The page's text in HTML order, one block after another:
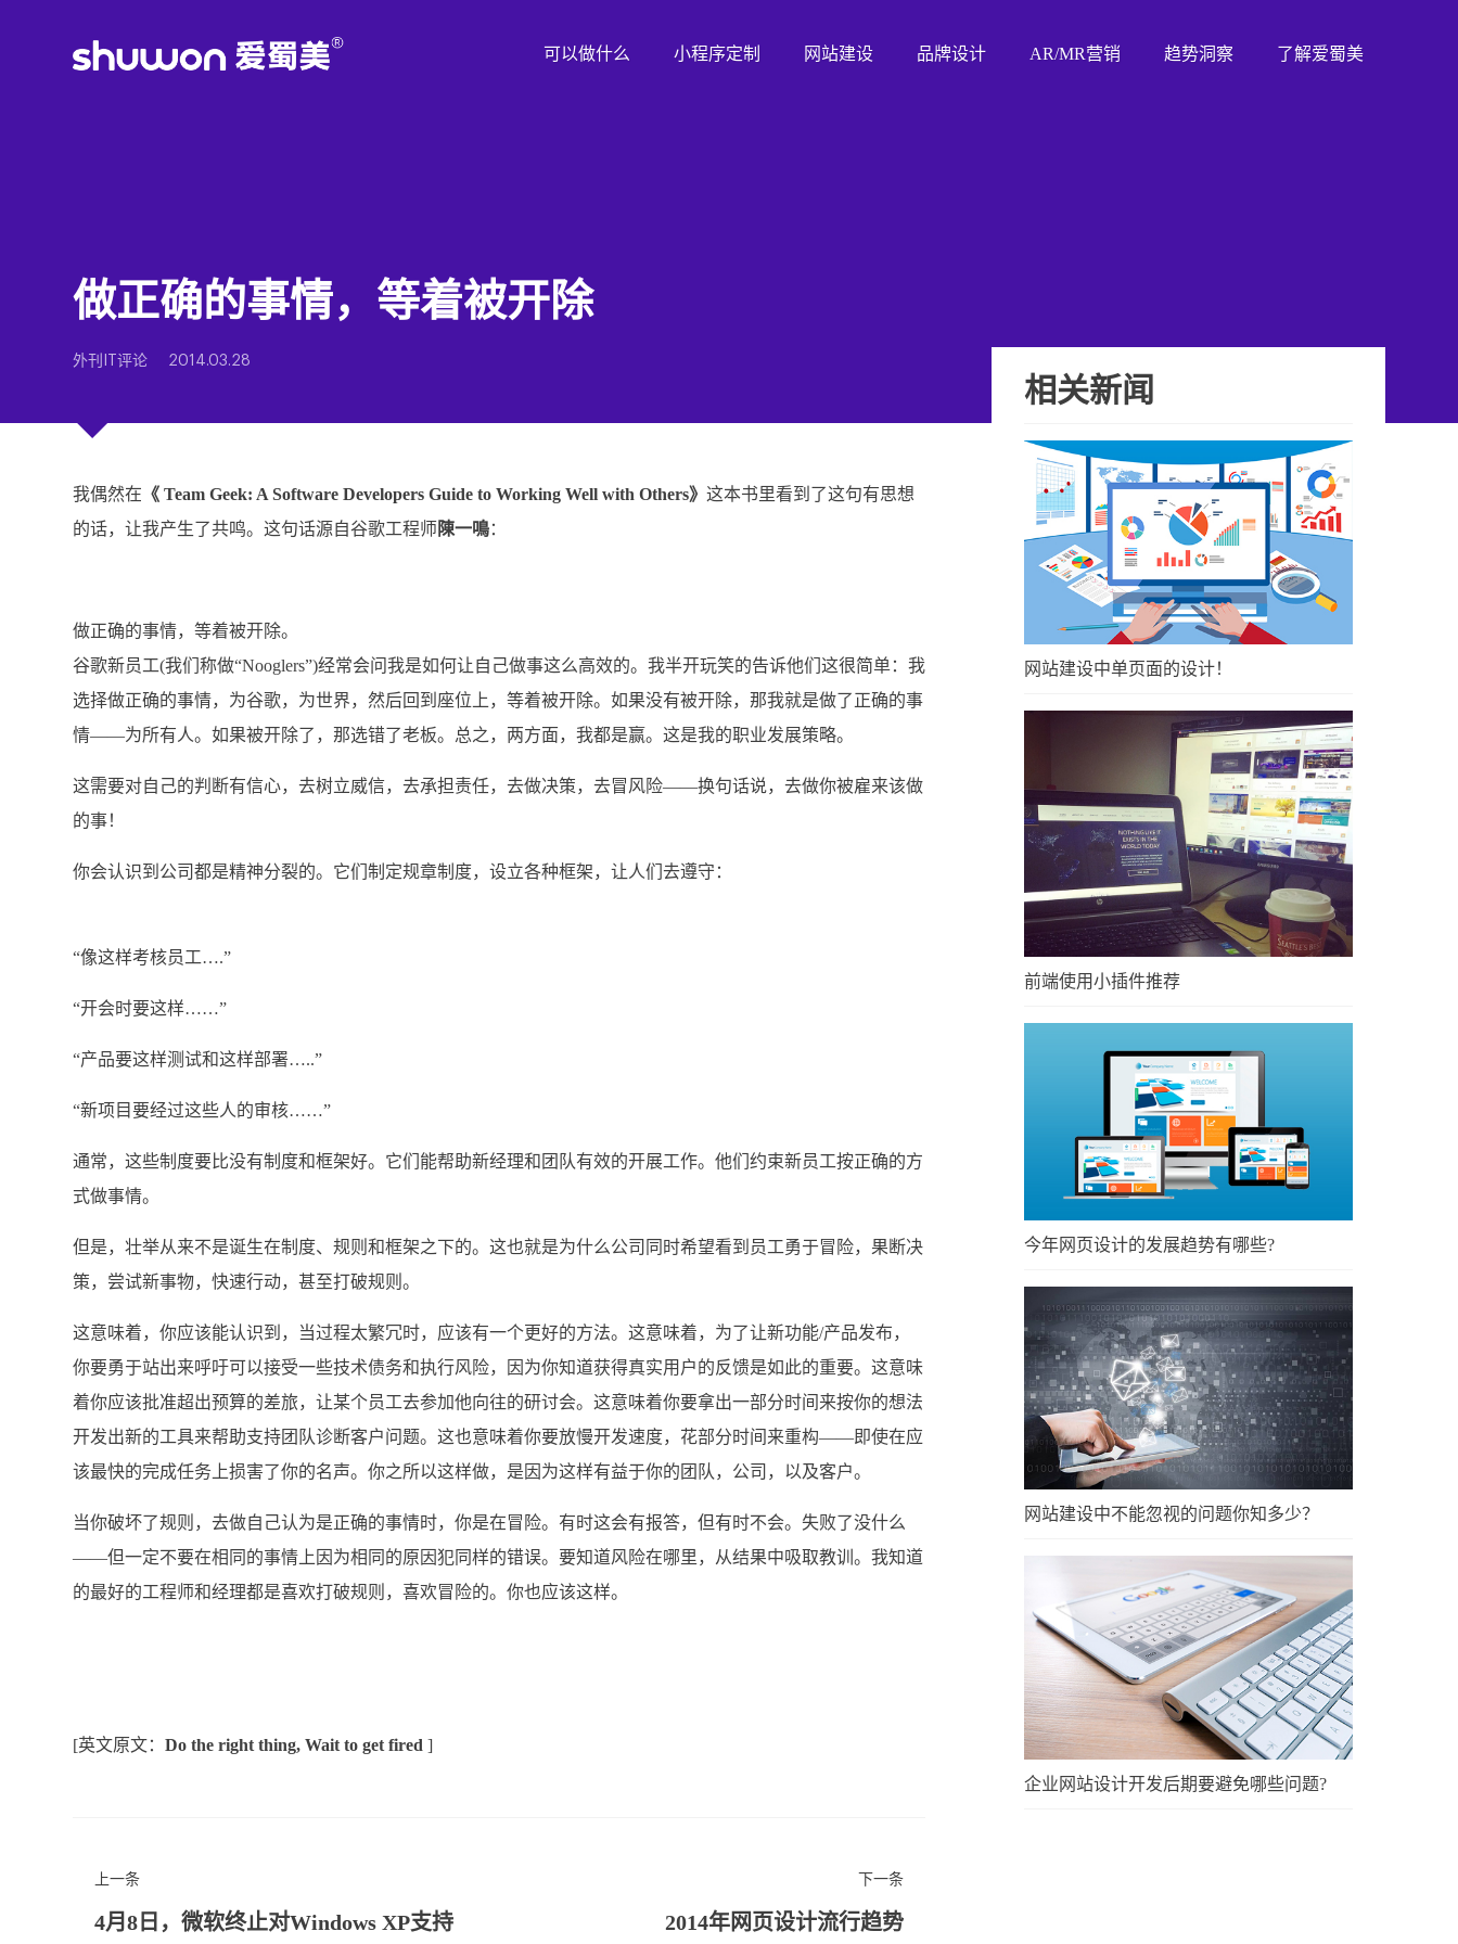
可以做什么 小程序定制 网站建设 品牌设计 AR/MR营销 趋势洞察 了解爱蜀美
做正确的事情，等着被开除
外刊IT评论 2014.03.28
我偶然在 《 Team Geek: A Software Developers Guide to Working Well with Others》这本书里看到了这句有思想
的话，让我产生了共鸣。这句话源自谷歌工程师 陳一鳴：
做正确的事情，等着被开除。
谷歌新员工(我们称做“Nooglers”)经常会问我是如何让自己做事这么高效的。我半开玩笑的告诉他们这很简单：我
选择做正确的事情，为谷歌，为世界，然后回到座位上，等着被开除。如果没有被开除，那我就是做了正确的事
情——为所有人。如果被开除了，那选错了老板。总之，两方面，我都是赢。这是我的职业发展策略。
这需要对自己的判断有信心，去树立威信，去承担责任，去做决策，去冒风险——换句话说，去做你被雇来该做
的事！
你会认识到公司都是精神分裂的。它们制定规章制度，设立各种框架，让人们去遵守：
“像这样考核员工….”
“开会时要这样……”
“产品要这样测试和这样部署…..”
“新项目要经过这些人的审核……”
通常，这些制度要比没有制度和框架好。它们能帮助新经理和团队有效的开展工作。他们约束新员工按正确的方
式做事情。
但是，壮举从来不是诞生在制度、规则和框架之下的。这也就是为什么公司同时希望看到员工勇于冒险，果断决
策，尝试新事物，快速行动，甚至打破规则。
这意味着，你应该能认识到，当过程太繁冗时，应该有一个更好的方法。这意味着，为了让新功能/产品发布，
你要勇于站出来呼吁可以接受一些技术债务和执行风险，因为你知道获得真实用户的反馈是如此的重要。这意味
着你应该批准超出预算的差旅，让某个员工去参加他向往的研讨会。这意味着你要拿出一部分时间来按你的想法
开发出新的工具来帮助支持团队诊断客户问题。这也意味着你要放慢开发速度，花部分时间来重构——即使在应
该最快的完成任务上损害了你的名声。你之所以这样做，是因为这样有益于你的团队，公司，以及客户。
当你破坏了规则，去做自己认为是正确的事情时，你是在冒险。有时这会有报答，但有时不会。失败了没什么
——但一定不要在相同的事情上因为相同的原因犯同样的错误。要知道风险在哪里，从结果中吸取教训。我知道
的最好的工程师和经理都是喜欢打破规则，喜欢冒险的。你也应该这样。
[英文原文：Do the right thing, Wait to get fired ]
上一条
4月8日，微软终止对Windows XP支持
下一条
2014年网页设计流行趋势
相关新闻
网站建设中单页面的设计！
前端使用小插件推荐
今年网页设计的发展趋势有哪些?
网站建设中不能忽视的问题你知多少？
企业网站设计开发后期要避免哪些问题?